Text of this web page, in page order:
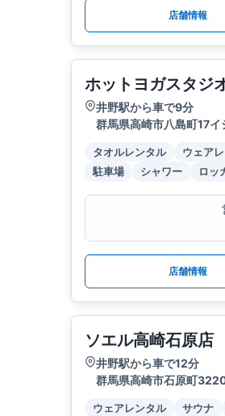
店舗情報
ホットヨガスタジ
井野駅から車で9分
群馬県高崎市八島町17イ
タオルレンタル ウェア
駐車場
シャワー ロッ
店舗情報
ソエル高崎石原店
井野駅から車で12分
群馬県高崎市石原町
ウェアレンタル サウナ